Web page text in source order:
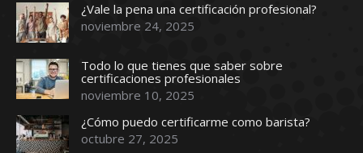
¿Vale la pena una certificación profesional?
noviembre 24, 2025
Todo lo que tienes que saber sobre
certificaciones profesionales
noviembre 10, 2025
¿Cómo puedo certificarme como barista?
octubre 27, 2025